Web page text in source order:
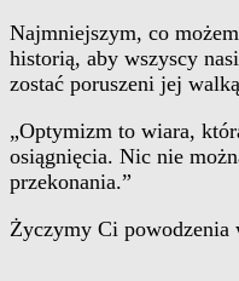
Najmniejszym, co
historią, aby wszyscy
zostać poruszeni jej
„Optymizm to wiara,
osiągnięcia. Nic nie
przekonania.”
Życzymy Ci powodzenia